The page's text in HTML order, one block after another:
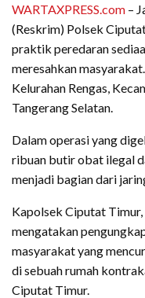
WARTAXPRESS.com –
(Reskrim) Polsek
praktik peredaran
meresahkan
Kelurahan Rengas,
Tangerang Selatan.
Dalam operasi yang
ribuan butir obat ilegal
menjadi bagian dari
Kapolsek Ciputat
mengatakan
masyarakat yang
di sebuah rumah
Ciputat Timur.